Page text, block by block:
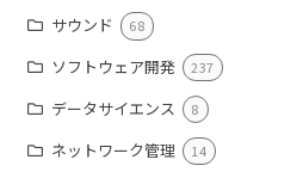
サウンド 68
ソフトウェア開発 237
データサイエンス 8
ネットワーク管理 14